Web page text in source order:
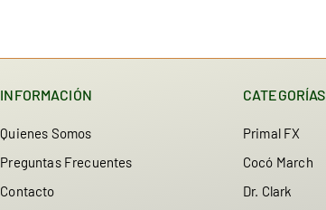
INFORMACIÓN
Quienes Somos
Preguntas Frecuentes
Contacto
CATEGORÍAS
Primal FX
Cocó March
Dr. Clark